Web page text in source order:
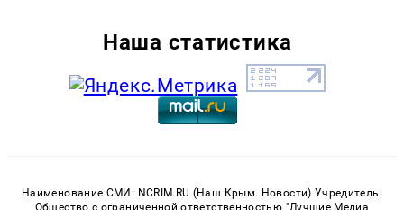
Наша статистика
Наименование СМИ: NCRIM.RU (Наш Крым. Новости) Учредитель:
Общество с ограниченной ответственностью "Лучшие Медиа